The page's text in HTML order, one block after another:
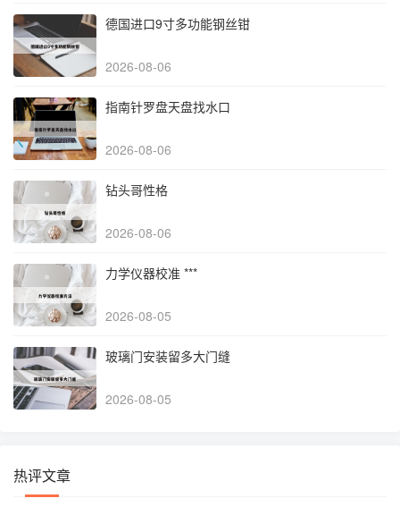
德国进口9寸多功能钢丝钳
2026-08-06
指南针罗盘天盘找水口
2026-08-06
钻头哥性格
2026-08-06
力学仪器校准 ***
2026-08-05
玻璃门安装留多大门缝
2026-08-05
热评文章